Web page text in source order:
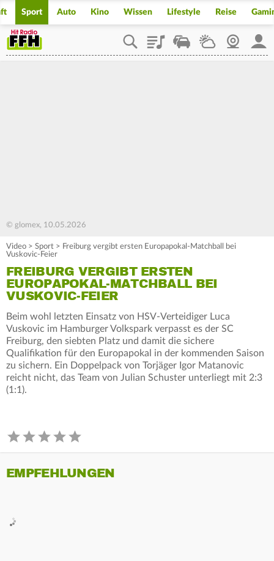
Sport Auto Kino Wissen Lifestyle Reise
PlaylistStaupilotWetterWebcam
© glomex, 10.05.2026
Video > Sport > Freiburg vergibt ersten Europapokal-Matchball bei
Vuskovic-Feier
FREIBURG VERGIBT ERSTEN
EUROPAPOKAL-MATCHBALL BEI
VUSKOVIC-FEIER
Beim wohl letzten Einsatz von HSV-Verteidiger Luca
Vuskovic im Hamburger Volkspark verpasst es der SC
Freiburg, den siebten Platz und damit die sichere
Qualifikation für den Europapokal in der kommenden Saison
zu sichern. Ein Doppelpack von Torjäger Igor Matanovic
reicht nicht, das Team von Julian Schuster unterliegt mit 2:3
(1:1).
EMPFEHLUNGEN